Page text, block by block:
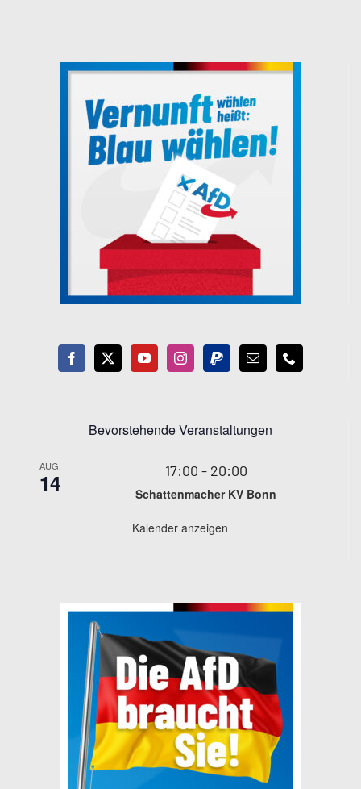
Bevorstehende Veranstaltungen
AUG.
14 17:00 - 20:00
Schattenmacher KV Bonn
Kalender anzeigen